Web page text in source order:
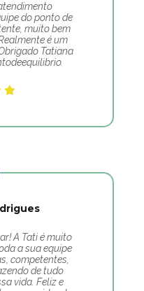
do ponto de
muito bem
é um
Tatiana
A Tati é muito
a sua equipe
competentes,
de tudo
vida. Feliz e